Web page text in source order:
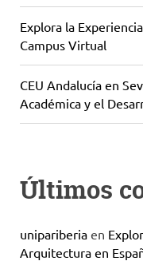
Explora la
Campus Virtual
CEU Andalucía en
Académica y el
Últimos
unipariberia en
Arquitectura en